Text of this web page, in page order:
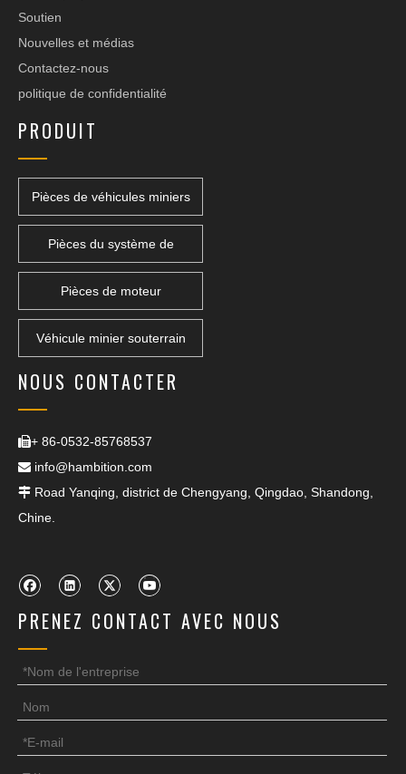
Soutien
Nouvelles et médias
Contactez-nous
politique de confidentialité
PRODUIT
Pièces de véhicules miniers
Pièces du système de
Pièces de moteur
Véhicule minier souterrain
NOUS CONTACTER
+ 86-0532-85768537
 info@hambition.com
 Road Yanqing, district de Chengyang, Qingdao, Shandong,
Chine.
PRENEZ CONTACT AVEC NOUS